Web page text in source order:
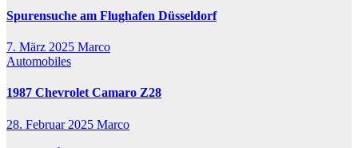
Spurensuche am Flughafen Düsseldorf
7. März 2025 Marco
Automobiles
1987 Chevrolet Camaro Z28
28. Februar 2025 Marco